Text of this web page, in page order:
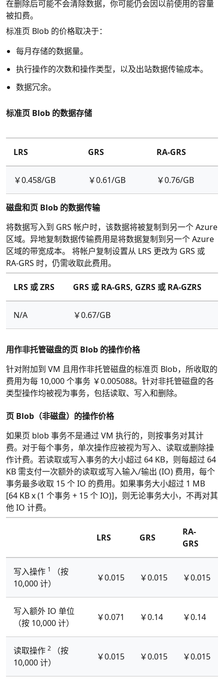
在删除后可能不会清除数据，你可能仍会因以前使用的容量
被扣费。
标准页 Blob 的价格取决于：
每月存储的数据量。
执行操作的次数和操作类型，以及出站数据传输成本。
数据冗余。
标准页 Blob 的数据存储
LRS GRS RA-GRS
￥0.458/GB ￥0.61/GB ￥0.76/GB
磁盘和页 Blob 的数据传输
将数据写入到 GRS 帐户时，该数据将被复制到另一个 Azure
区域。异地复制数据传输费用是将数据复制到另一个 Azure
区域的带宽成本。 将帐户复制设置从 LRS 更改为 GRS 或
RA-GRS 时，仍需收取此费用。
LRS 或 ZRS GRS 或 RA-GRS, GZRS 或 RA-GZRS
N/A ￥0.67/GB
用作非托管磁盘的页 Blob 的操作价格
针对附加到 VM 且用作非托管磁盘的标准页 Blob，所收取的
费用为每 10,000 个事务 ￥0.005088。针对非托管磁盘的各
类型操作均被视为事务，包括读取、写入和删除。
页 Blob（非磁盘）的操作价格
如果页 blob 事务不是通过 VM 执行的，则按事务对其计
费。对于每个事务，单次操作应被视为写入、读取或删除操
作计费。若读取或写入事务的大小超过 64 KB，则每超过 64
KB 需支付一次额外的读取或写入输入/输出 (IO) 费用，每个
事务最多收取 15 个 IO 的费用。如果事务大小超过 1 MB
[64 KB x (1 个事务 + 15 个 IO)]，则无论事务大小，不再对其
他 IO 计费。
LRS GRS
RA-
GRS
写入操作 1
（按
10,000 计）
￥0.015 ￥0.015 ￥0.015
写入额外 IO 单位
（按 10,000 计）
￥0.071 ￥0.14 ￥0.14
读取操作 2
（按
10,000 计）
￥0.015 ￥0.015 ￥0.015